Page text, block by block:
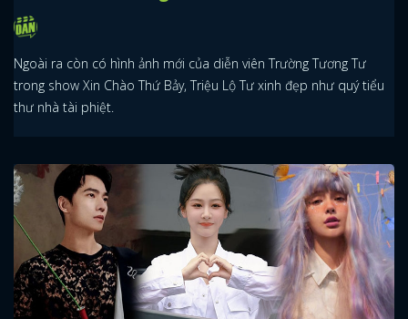
Ngoài ra còn có hình ảnh mới của diễn viên Trường Tương Tư
trong show Xin Chào Thứ Bảy, Triệu Lộ Tư xinh đẹp như quý tiểu
thư nhà tài phiệt.